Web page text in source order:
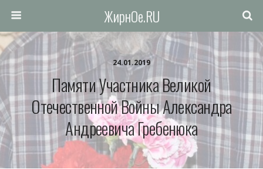
ЖирнОе.RU
24.01.2019
Памяти Участника Великой
Отечественной Войны Александра
Андреевича Гребенюка